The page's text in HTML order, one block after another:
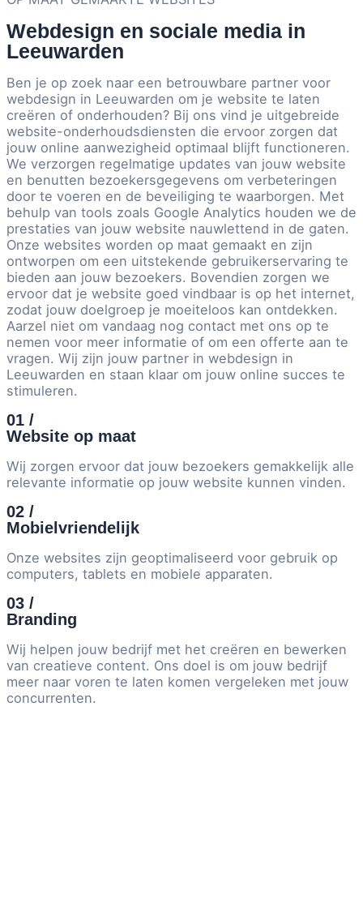
Webdesign en sociale media in
Leeuwarden
Ben je op zoek naar een betrouwbare partner voor
webdesign in Leeuwarden om je website te laten
creëren of onderhouden? Bij ons vind je uitgebreide
website-onderhoudsdiensten die ervoor zorgen dat
jouw online aanwezigheid optimaal blijft functioneren.
We verzorgen regelmatige updates van jouw website
en benutten bezoekersgegevens om verbeteringen
door te voeren en de beveiliging te waarborgen. Met
behulp van tools zoals Google Analytics houden we de
prestaties van jouw website nauwlettend in de gaten.
Onze websites worden op maat gemaakt en zijn
ontworpen om een uitstekende gebruikerservaring te
bieden aan jouw bezoekers. Bovendien zorgen we
ervoor dat je website goed vindbaar is op het internet,
zodat jouw doelgroep je moeiteloos kan ontdekken.
Aarzel niet om vandaag nog contact met ons op te
nemen voor meer informatie of om een offerte aan te
vragen. Wij zijn jouw partner in webdesign in
Leeuwarden en staan klaar om jouw online succes te
stimuleren.
01 /
Website op maat
Wij zorgen ervoor dat jouw bezoekers gemakkelijk alle
relevante informatie op jouw website kunnen vinden.
02 /
Mobielvriendelijk
Onze websites zijn geoptimaliseerd voor gebruik op
computers, tablets en mobiele apparaten.
03 /
Branding
Wij helpen jouw bedrijf met het creëren en bewerken
van creatieve content. Ons doel is om jouw bedrijf
meer naar voren te laten komen vergeleken met jouw
concurrenten.